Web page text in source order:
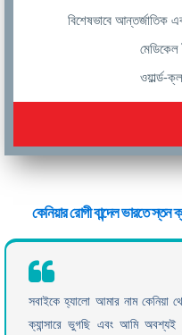
বিশেষভাবে আন্তর্জাতিক
মেডিকেল
ওয়ার্ল্ড-
কেনিয়ার রোগী বান্দেল ভারতে স্তন
সবাইকে হ্যালো আমার নাম কেনিয়া
ক্যান্সারে ভুগছি এবং আমি অবশ্যই